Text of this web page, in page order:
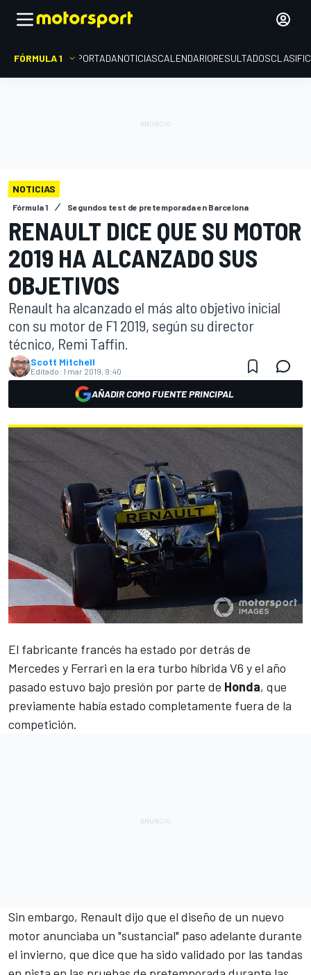
FÓRMULA 1 PORTADANOTICIASCALENDARIORESULTADOS
NOTICIAS
Fórmula 1 Segundos test de pretemporada en Barcelona
RENAULT DICE QUE SU MOTOR
2019 HA ALCANZADO SUS
OBJETIVOS
Renault ha alcanzado el más alto objetivo inicial
con su motor de F1 2019, según su director
técnico, Remi Taffin.
Scott Mitchell
Editado: 1 mar 2019, 9:40
AÑADIR COMO FUENTE PRINCIPAL
El fabricante francés ha estado por detrás de
Mercedes y Ferrari en la era turbo híbrida V6 y el año
pasado estuvo bajo presión por parte de Honda, que
previamente había estado completamente fuera de la
competición.
Sin embargo, Renault dijo que el diseño de un nuevo
motor anunciaba un "sustancial" paso adelante durante
el invierno, que dice que ha sido validado por las tandas